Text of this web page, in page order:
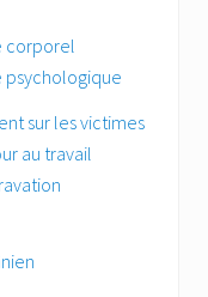
corporel
sur les victimes
au travail